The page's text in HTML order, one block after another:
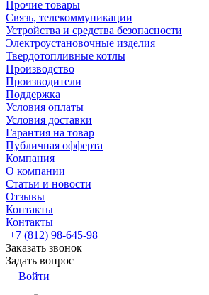
Прочие товары
Связь, телекоммуникации
Устройства и средства безопасности
Электроустановочные изделия
Твердотопливные котлы
Производство
Производители
Поддержка
Условия оплаты
Условия доставки
Гарантия на товар
Публичная офферта
Компания
О компании
Статьи и новости
Отзывы
Контакты
Контакты
+7 (812) 98-645-98
Заказать звонок
Задать вопрос
Войти